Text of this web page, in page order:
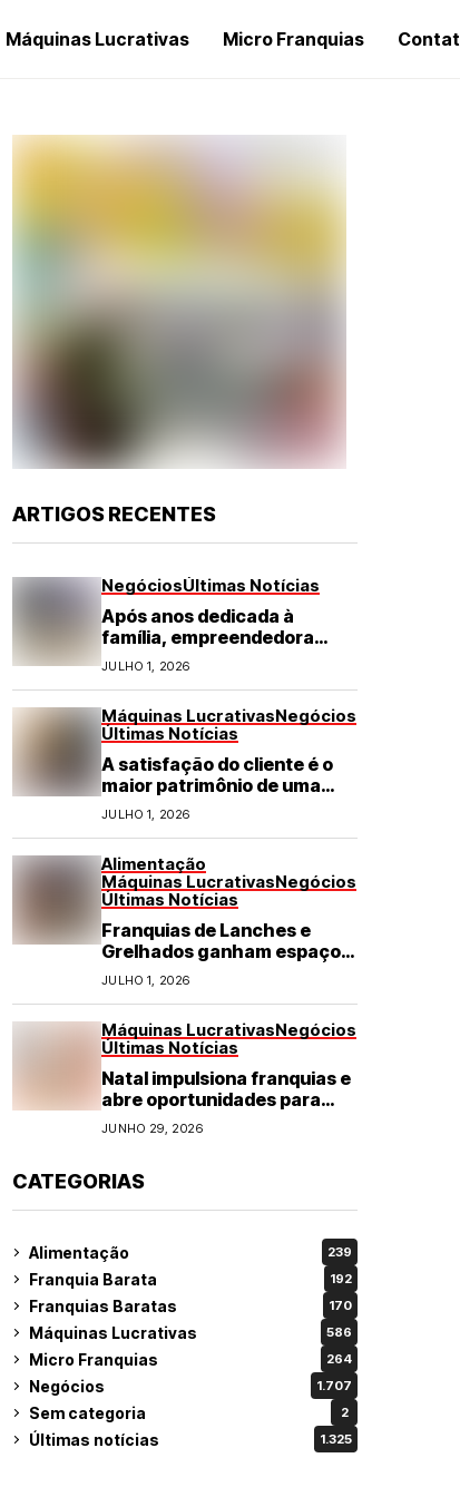
Máquinas Lucrativas Micro Franquias
ARTIGOS RECENTES
NegóciosÚltimas Notícias
Após anos dedicada à
família, empreendedora
transforma franquia de
turismo em negócio de
JULHO 1, 2026
Máquinas LucrativasNegócios
Últimas Notícias
A satisfação do cliente é o
maior patrimônio de uma
franquia
JULHO 1, 2026
Alimentação
Máquinas LucrativasNegócios
Últimas Notícias
Franquias de Lanches e
Grelhados ganham espaço
com demanda por refeições
rápidas e de qualidade
JULHO 1, 2026
Máquinas LucrativasNegócios
Últimas Notícias
Natal impulsiona franquias e
abre oportunidades para
diversos segmentos do
JUNHO 29, 2026
CATEGORIAS
Alimentação 239
Franquia Barata 192
Franquias Baratas 170
Máquinas Lucrativas 586
Micro Franquias 264
Negócios 1.707
Sem categoria 2
Últimas notícias 1.325